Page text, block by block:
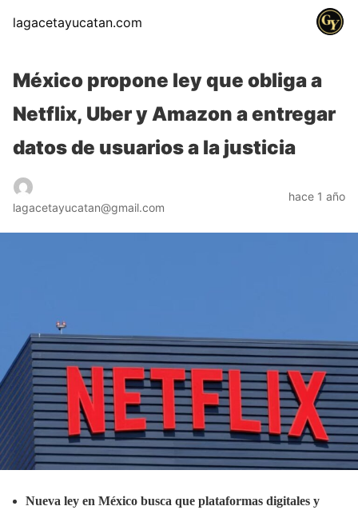
lagacetayucatan.com
México propone ley que obliga a
Netflix, Uber y Amazon a entregar
datos de usuarios a la justicia
lagacetayucatan@gmail.com
hace 1 año
Nueva ley en México busca que plataformas digitales y